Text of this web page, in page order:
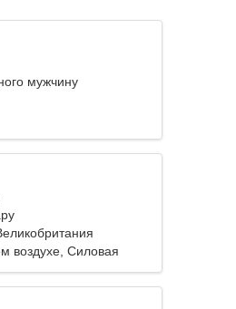
мужчину
воздухе, Силовая